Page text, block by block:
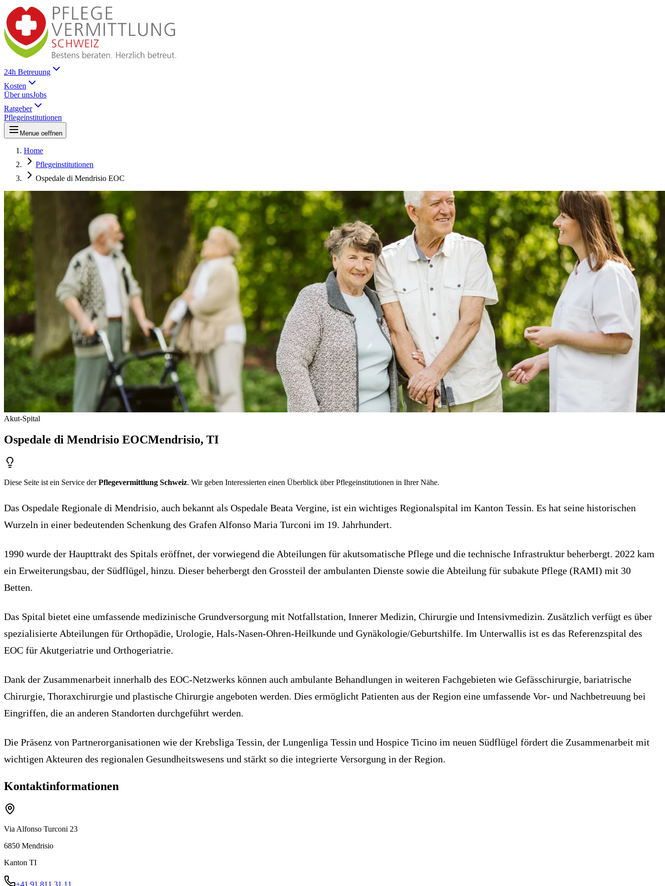
24h Betreuung
Kosten
Über unsJobs
Ratgeber
Pflegeinstitutionen
Menue oeffnen
Home
Pflegeinstitutionen
Ospedale di Mendrisio EOC
Akut-Spital
Ospedale di Mendrisio EOCMendrisio, TI
Diese Seite ist ein Service derPflegevermittlung Schweiz. Wir geben Interessierten einen Überblick über Pflegeinstitutionen in Ihrer Nähe.
Das Ospedale Regionale di Mendrisio, auch bekannt als Ospedale Beata Vergine, ist ein wichtiges Regionalspital im Kanton Tessin. Es hat seine historischen
Wurzeln in einer bedeutenden Schenkung des Grafen Alfonso Maria Turconi im 19. Jahrhundert.
1990 wurde der Haupttrakt des Spitals eröffnet, der vorwiegend die Abteilungen für akutsomatische Pflege und die technische Infrastruktur beherbergt. 2022 kam
ein Erweiterungsbau, der Südflügel, hinzu. Dieser beherbergt den Grossteil der ambulanten Dienste sowie die Abteilung für subakute Pflege (RAMI) mit 30
Betten.
Das Spital bietet eine umfassende medizinische Grundversorgung mit Notfallstation, Innerer Medizin, Chirurgie und Intensivmedizin. Zusätzlich verfügt es über
spezialisierte Abteilungen für Orthopädie, Urologie, Hals-Nasen-Ohren-Heilkunde und Gynäkologie/Geburtshilfe. Im Unterwallis ist es das Referenzspital des
EOC für Akutgeriatrie und Orthogeriatrie.
Dank der Zusammenarbeit innerhalb des EOC-Netzwerks können auch ambulante Behandlungen in weiteren Fachgebieten wie Gefässchirurgie, bariatrische
Chirurgie, Thoraxchirurgie und plastische Chirurgie angeboten werden. Dies ermöglicht Patienten aus der Region eine umfassende Vor- und Nachbetreuung bei
Eingriffen, die an anderen Standorten durchgeführt werden.
Die Präsenz von Partnerorganisationen wie der Krebsliga Tessin, der Lungenliga Tessin und Hospice Ticino im neuen Südflügel fördert die Zusammenarbeit mit
wichtigen Akteuren des regionalen Gesundheitswesens und stärkt so die integrierte Versorgung in der Region.
Kontaktinformationen
Via Alfonso Turconi 23
6850 Mendrisio
Kanton TI
+41 91 811 31 11